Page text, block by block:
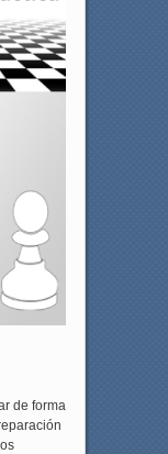
de forma